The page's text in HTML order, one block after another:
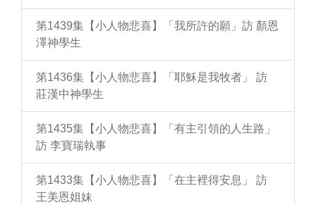
第1439集【小人物悲喜】「我所許的願」訪 顏恩
澤神學生
第1436集【小人物悲喜】「耶穌是我牧者」 訪
莊漢中神學生
第1435集【小人物悲喜】「有主引領的人生路」
訪 李寶瑞執事
第1433集【小人物悲喜】「在主裡得安息」 訪
王美恩姐妹